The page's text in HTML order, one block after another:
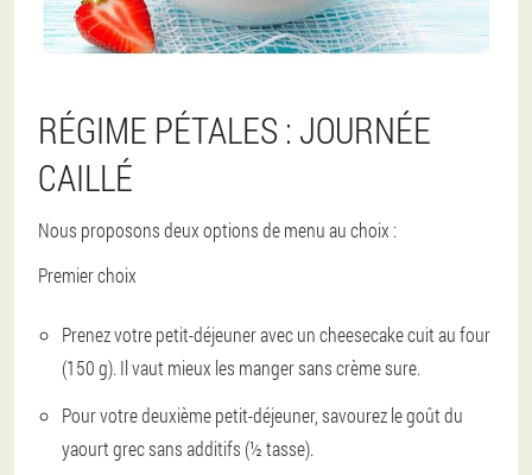
RÉGIME PÉTALES : JOURNÉE
CAILLÉ
Nous proposons deux options de menu au choix :
Premier choix
Prenez votre petit-déjeuner avec un cheesecake cuit au four
(150 g). Il vaut mieux les manger sans crème sure.
Pour votre deuxième petit-déjeuner, savourez le goût du
yaourt grec sans additifs (½ tasse).